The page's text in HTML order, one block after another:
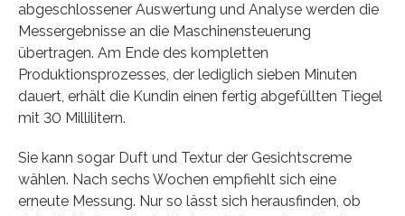
abgeschlossener Auswertung und Analyse werden die
Messergebnisse an die Maschinensteuerung
übertragen. Am Ende des kompletten
Produktionsprozesses, der lediglich sieben Minuten
dauert, erhält die Kundin einen fertig abgefüllten Tiegel
mit 30 Millilitern.
Sie kann sogar Duft und Textur der Gesichtscreme
wählen. Nach sechs Wochen empfiehlt sich eine
erneute Messung. Nur so lässt sich herausfinden, ob